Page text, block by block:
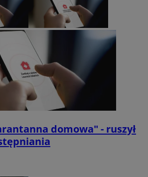
domowa" - ruszył